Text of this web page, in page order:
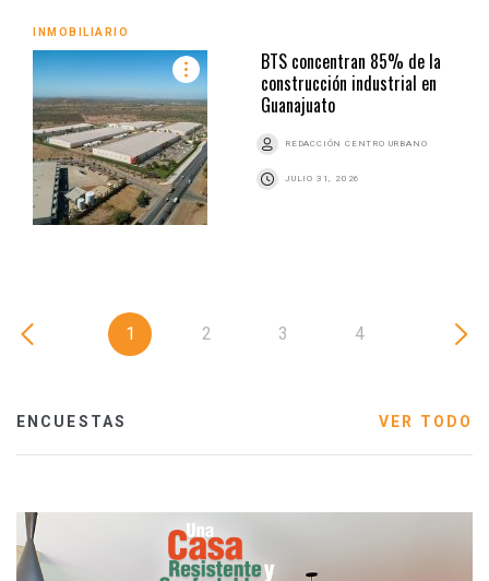
INMOBILIARIO
BTS concentran 85% de la
construcción industrial en
Guanajuato
REDACCIÓN CENTRO URBANO
JULIO 31, 2026
1 2 3 4
ENCUESTAS VER TODO